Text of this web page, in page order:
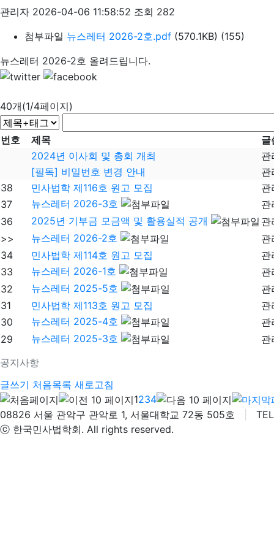
관리자 2026-04-06 11:58:52 조회 282
첨부파일 뉴스레터 2026-2호.pdf (570.1KB) (155)
뉴스레터 2026-2호 올려드립니다.
40개(1/4페이지)
공지사항
번호 제목
글
2024년 이사회 및 총회 개최
관
[필독] 비밀번호 변경 안내
관
38
민사법학 제116호 원고 모집
관
37
뉴스레터 2026-3호
관
36
2025년 기부금 모금액 및 활용실적 공개
관
>>
뉴스레터 2026-2호
관
34
민사법학 제114호 원고 모집
관
33
뉴스레터 2026-1호
관
32
뉴스레터 2025-5호
관
31
민사법학 제113호 원고 모집
관
30
뉴스레터 2025-4호
관
29
뉴스레터 2025-3호 관
글쓰기 처음목록 새로고침
1234
08826 서울 관악구 관악로 1, 서울대학교 72동 505호
ⓒ 한국민사법학회. All rights reserved.